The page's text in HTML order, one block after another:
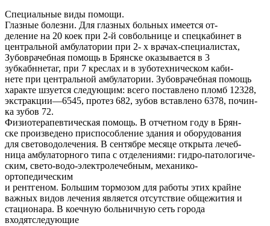
Специальные виды помощи.
Глазные болезни. Для глазных больных имеется от-
деление на 20 коек при 2-й совбольнице и спецкабинет в
центральной амбулатории при 2- х врачах-специалистах,
Зубоврачебная помощь в Брянске оказывается в 3
зубкабннетаг, при 7 креслах и в зуботехническом каби-
нете при центральной амбулатории. Зубоврачебная помощь
характе шзуется следующим: всего поставлено пломб 12328,
экстракции—6545, протез 682, зубов вставлено 6378, почин-
ка зубов 72.
Физиотерапевтическая помощь. В отчетном году в Брян-
ске произведено приспособление здания и оборудования
для световодолечения. В сентябре месяце открыта лечеб-
ница амбулаторного типа с отделениями: гидро-патологиче-
ским, свето-водо-электролечебным, механико-
ортопедическим
и рентгеном. Большим тормозом для работы этих крайне
важных видов лечения является отсутствие общежития и
стационара. В коечную больничную сеть города
входятследующие